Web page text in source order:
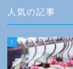
人気の記事
1